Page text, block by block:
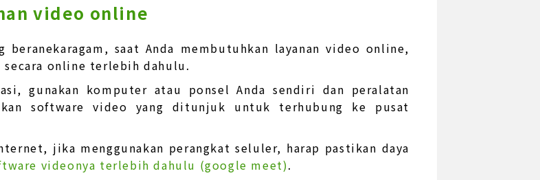
video online
beranekaragam, saat Anda membutuhkan layanan video online,
online terlebih dahulu.
gunakan komputer atau ponsel Anda sendiri dan peralatan
software video yang ditunjuk untuk terhubung ke pusat
jika menggunakan perangkat seluler, harap pastikan daya
videonya terlebih dahulu (google meet).